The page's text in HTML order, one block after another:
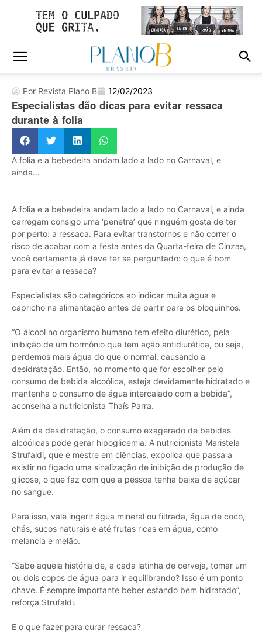
Por Revista Plano B 12/02/2023
Especialistas dão dicas para evitar ressaca
durante à folia
A folia e a bebedeira andam lado a lado no Carnaval, e
ainda...
A folia e a bebedeira andam lado a lado no Carnaval, e ainda
carregam consigo uma ‘penetra’ que ninguém gosta de ter
por perto: a ressaca. Para evitar transtornos e não correr o
risco de acabar com a festa antes da Quarta-feira de Cinzas,
você certamente já deve ter se perguntado: o que é bom
para evitar a ressaca?
Especialistas são categóricos ao indicar muita água e
capricho na alimentação antes de partir para os bloquinhos.
“O álcool no organismo humano tem efeito diurético, pela
inibição de um hormônio que tem ação antidiurética, ou seja,
perdemos mais água do que o normal, causando a
desidratação. Então, no momento que for escolher pelo
consumo de bebida alcoólica, esteja devidamente hidratado e
mantenha o consumo de água intercalado com a bebida”,
aconselha a nutricionista Thaís Parra.
Além da desidratação, o consumo exagerado de bebidas
alcoólicas pode gerar hipoglicemia. A nutricionista Maristela
Strufaldi, que é mestre em ciências, expolica que passa a
existir no fígado uma sinalização de inibição de produção de
glicose, o que faz com que a pessoa tenha baixa de açúcar
no sangue.
Para isso, vale ingerir água mineral ou filtrada, água de coco,
chás, sucos naturais e até frutas ricas em água, como
melancia e melão.
“Sabe aquela história de, a cada latinha de cerveja, tomar um
ou dois copos de água para ir equilibrando? Isso é um ponto
chave. É sempre importante beber estando bem hidratado”,
reforça Strufaldi.
E o que fazer para curar ressaca?